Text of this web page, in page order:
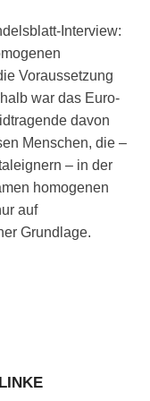
Interview:
Voraussetzung
war das Euro-
davon
Menschen, die –
– in der
homogenen
auf
Grundlage.